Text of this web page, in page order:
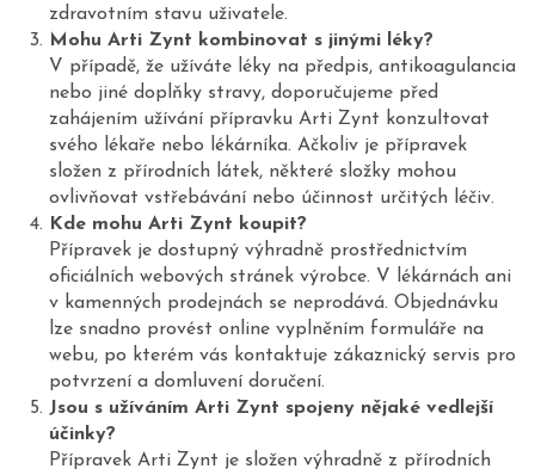
zdravotním stavu uživatele.
Mohu Arti Zynt kombinovat s jinými léky?
V případě, že užíváte léky na předpis, antikoagulancia
nebo jiné doplňky stravy, doporučujeme před
zahájením užívání přípravku Arti Zynt konzultovat
svého lékaře nebo lékárníka. Ačkoliv je přípravek
složen z přírodních látek, některé složky mohou
ovlivňovat vstřebávání nebo účinnost určitých léčiv.
Kde mohu Arti Zynt koupit?
Přípravek je dostupný výhradně prostřednictvím
oficiálních webových stránek výrobce. V lékárnách ani
v kamenných prodejnách se neprodává. Objednávku
lze snadno provést online vyplněním formuláře na
webu, po kterém vás kontaktuje zákaznický servis pro
potvrzení a domluvení doručení.
Jsou s užíváním Arti Zynt spojeny nějaké vedlejší
účinky?
Přípravek Arti Zynt je složen výhradně z přírodních